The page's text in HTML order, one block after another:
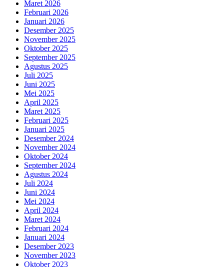
Maret 2026
Februari 2026
Januari 2026
Desember 2025
November 2025
Oktober 2025
September 2025
Agustus 2025
Juli 2025
Juni 2025
Mei 2025
April 2025
Maret 2025
Februari 2025
Januari 2025
Desember 2024
November 2024
Oktober 2024
September 2024
Agustus 2024
Juli 2024
Juni 2024
Mei 2024
April 2024
Maret 2024
Februari 2024
Januari 2024
Desember 2023
November 2023
Oktober 2023